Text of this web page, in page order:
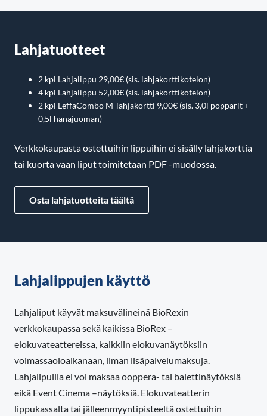
Lahjatuotteet
2 kpl Lahjalippu 29,00€ (sis. lahjakorttikotelon)
4 kpl Lahjalippu 52,00€ (sis. lahjakorttikotelon)
2 kpl LeffaCombo M-lahjakortti 9,00€ (sis. 3,0l popparit +
0,5l hanajuoman)
Verkkokaupasta ostettuihin lippuihin ei sisälly lahjakorttia
tai kuorta vaan liput toimitetaan PDF -muodossa.
Osta lahjatuotteita täältä
Lahjalippujen käyttö
Lahjaliput käyvät maksuvälineinä BioRexin
verkkokaupassa sekä kaikissa BioRex –
elokuvateattereissa, kaikkiin elokuvanäytöksiin
voimassaoloaikanaan, ilman lisäpalvelumaksuja.
Lahjalipuilla ei voi maksaa ooppera- tai balettinäytöksiä
eikä Event Cinema –näytöksiä. Elokuvateatterin
lippukassalta tai jälleenmyyntipisteeltä ostettuihin